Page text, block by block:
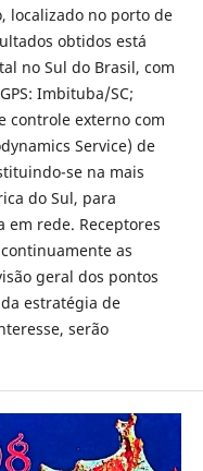
localizado no porto de
obtidos está
no Sul do Brasil, com
Imbituba/SC;
controle externo com
Service) de
se na mais
do Sul, para
em rede. Receptores
as
geral dos pontos
estratégia de
serão